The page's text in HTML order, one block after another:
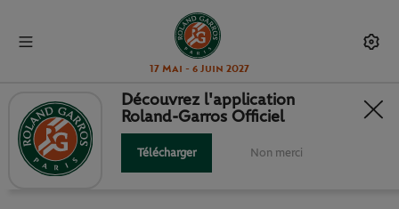
17 Mai - 6 Juin 2027
ILS PRENNENT LEURS MARQUES...
Découvrez l'application
Roland-Garros Officiel
Télécharger Non merci